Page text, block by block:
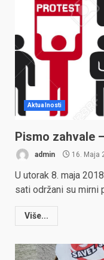
Aktualnosti
Pismo zahvale
admin 16. Maja
U utorak 8. maja
sati održani su mirni
Više...